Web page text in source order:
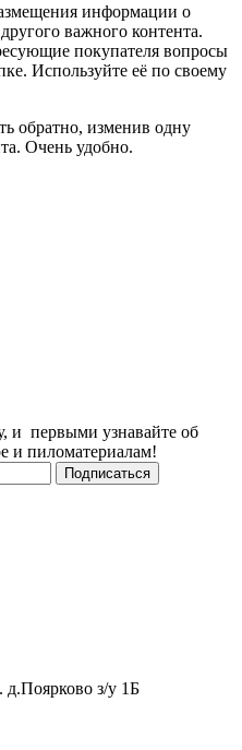
информации о
важного контента.
покупателя вопросы
Используйте её по своему
обратно, изменив одну
Очень удобно.
и первыми узнавайте об
и пиломатериалам!
з/у 1Б